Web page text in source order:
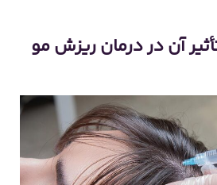
آن در درمان ریزش مو